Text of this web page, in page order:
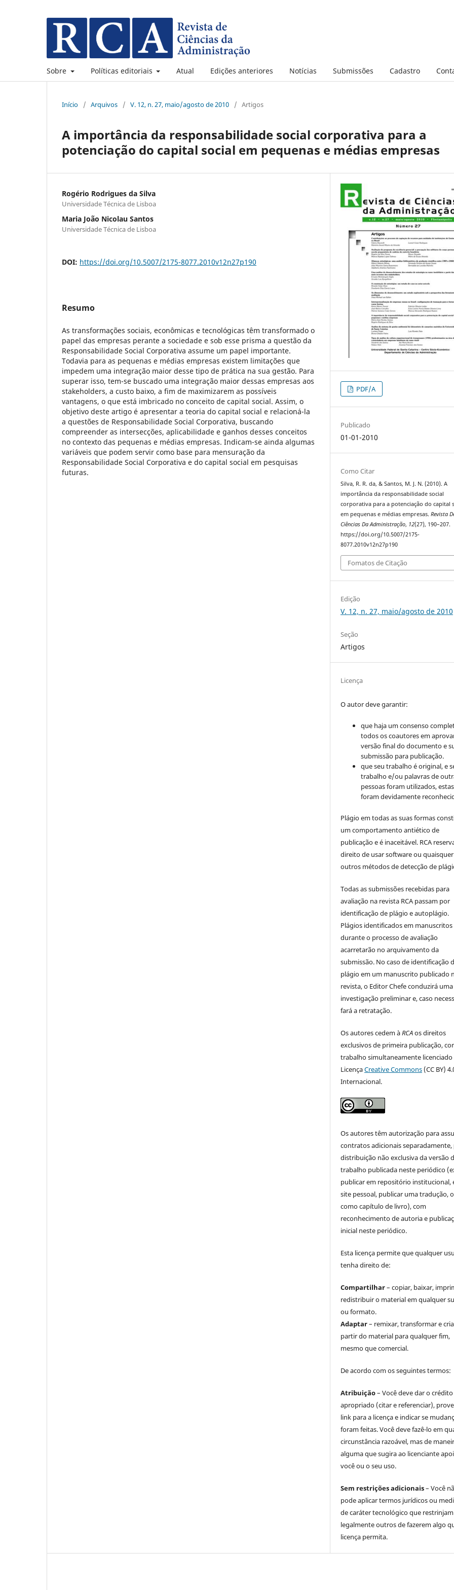
Sobre Políticas editoriais Atual Edições anteriores Notícias Submissões Cadastro
Início / Arquivos / V. 12, n. 27, maio/agosto de 2010 / Artigos
A importância da responsabilidade social corporativa para a
potenciação do capital social em pequenas e médias empresas
Rogério Rodrigues da Silva
Universidade Técnica de Lisboa
Maria João Nicolau Santos
Universidade Técnica de Lisboa
DOI: https://doi.org/10.5007/2175-8077.2010v12n27p190
Resumo
As transformações sociais, econômicas e tecnológicas têm transformado o
papel das empresas perante a sociedade e sob esse prisma a questão da
Responsabilidade Social Corporativa assume um papel importante.
Todavia para as pequenas e médias empresas existem limitações que
impedem uma integração maior desse tipo de prática na sua gestão. Para
superar isso, tem-se buscado uma integração maior dessas empresas aos
stakeholders, a custo baixo, a fim de maximizarem as possíveis
vantagens, o que está imbricado no conceito de capital social. Assim, o
objetivo deste artigo é apresentar a teoria do capital social e relacioná-la
a questões de Responsabilidade Social Corporativa, buscando
compreender as intersecções, aplicabilidade e ganhos desses conceitos
no contexto das pequenas e médias empresas. Indicam-se ainda algumas
variáveis que podem servir como base para mensuração da
Responsabilidade Social Corporativa e do capital social em pesquisas
futuras.
PDF/A
Publicado
01-01-2010
Como Citar
Silva, R. R. da, & Santos, M. J. N. (2010). A
importância da responsabilidade social
corporativa para a potenciação do capital
em pequenas e médias empresas.Revista
Ciências Da Administração, 12(27), 190–207.
https://doi.org/10.5007/2175-
8077.2010v12n27p190
Fomatos de Citação
Edição
V. 12, n. 27, maio/agosto de 2010
Seção
Artigos
Licença
O autor deve garantir:
que haja um consenso
todos os coautores em
versão final do documento e
submissão para publicação.
que seu trabalho é original, e
trabalho e/ou palavras de
pessoas foram utilizados, estas
foram devidamente
Plágio em todas as suas formas
um comportamento antiético de
publicação e é inaceitável. RCA
direito de usar software ou quaisquer
outros métodos de detecção de
Todas as submissões recebidas para
avaliação na revista RCA passam por
identificação de plágio e autoplágio.
Plágios identificados em manuscritos
durante o processo de avaliação
acarretarão no arquivamento da
submissão. No caso de identificação
plágio em um manuscrito publicado
revista, o Editor Chefe conduzirá uma
investigação preliminar e, caso
fará a retratação.
Os autores cedem àRCAos direitos
exclusivos de primeira publicação,
trabalho simultaneamente licenciado
LicençaCreative Commons (CC BY)
Internacional.
Os autores têm autorização para
contratos adicionais separadamente,
distribuição não exclusiva da versão
trabalho publicada neste periódico
publicar em repositório institucional,
site pessoal, publicar uma tradução,
como capítulo de livro), com
reconhecimento de autoria e
inicial neste periódico.
Esta licença permite que qualquer
tenha direito de:
Compartilhar– copiar, baixar,
redistribuir o material em qualquer
ou formato.
Adaptar– remixar, transformar e
partir do material para qualquer fim,
mesmo que comercial.
De acordo com os seguintes termos:
Atribuição– Você deve dar o crédito
apropriado (citar e referenciar),
link para a licença e indicar se
foram feitas. Você deve fazê-lo em
circunstância razoável, mas de
alguma que sugira ao licenciante
você ou o seu uso.
Sem restrições adicionais– Você
pode aplicar termos jurídicos ou
de caráter tecnológico que restrinjam
legalmente outros de fazerem algo
licença permita.